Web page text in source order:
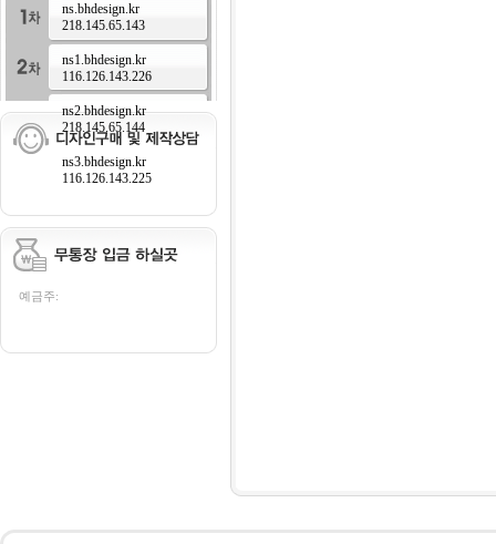
ns.bhdesign.kr
218.145.65.143
ns1.bhdesign.kr
116.126.143.226
ns2.bhdesign.kr
218.145.65.144
ns3.bhdesign.kr
116.126.143.225
예금주: